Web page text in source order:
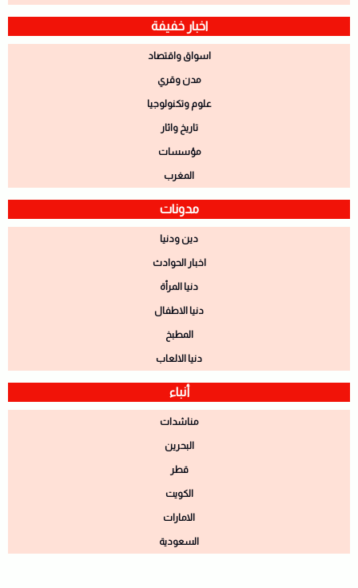
اخبار خفيفة
اسواق واقتصاد
مدن وقري
علوم وتكنولوجيا
تاريخ واثار
مؤسسات
المغرب
مدونات
دين ودنيا
اخبار الحوادث
دنيا المرأة
دنيا الاطفال
المطبخ
دنيا الالعاب
أنباء
مناشدات
البحرين
قطر
الكويت
الامارات
السعودية